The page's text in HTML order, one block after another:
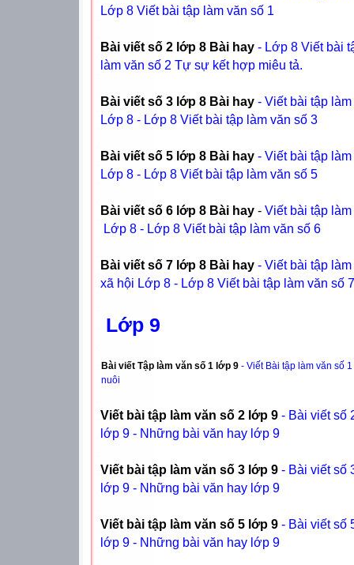
Lớp 8 Viết bài tập làm văn số 1
Bài viết số 2 lớp 8 Bài hay - Lớp 8 Viết bài
làm văn số 2 Tự sự kết hợp miêu tả.
Bài viết số 3 lớp 8 Bài hay - Viết bài tập
Lớp 8 - Lớp 8 Viết bài tập làm văn số 3
Bài viết số 5 lớp 8 Bài hay - Viết bài tập
Lớp 8 - Lớp 8 Viết bài tập làm văn số 5
Bài viết số 6 lớp 8 Bài hay - Viết bài tập
Lớp 8 - Lớp 8 Viết bài tập làm văn số 6
Bài viết số 7 lớp 8 Bài hay - Viết bài tập
xã hội Lớp 8 - Lớp 8 Viết bài tập làm văn số 7
Lớp 9
Bài viết Tập làm văn số 1 lớp 9 - Viết Bài tập làm văn số
nuôi
Viết bài tập làm văn số 2 lớp 9 - Bài viết số
lớp 9 - Những bài văn hay lớp 9
Viết bài tập làm văn số 3 lớp 9 - Bài viết số
lớp 9 - Những bài văn hay lớp 9
Viết bài tập làm văn số 5 lớp 9 - Bài viết số
lớp 9 - Những bài văn hay lớp 9